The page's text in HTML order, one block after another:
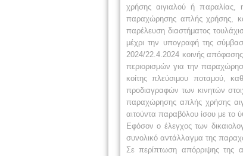
χρήσης αιγιαλού ή παραλίας,
παραχώρησης απλής χρήσης,
παρέλευση διαστήματος
μέχρι την υπογραφή της
2024/22.4.2024 κοινής
περιορισμών για την
κοίτης πλεύσιμου ποταμού,
προδιαγραφών των κινητών
παραχώρησης απλής χρήσης
αιτούντα παραβόλου ίσου με το
Εφόσον ο έλεγχος των
συνολικό αντάλλαγμα της
Σε περίπτωση απόρριψης της